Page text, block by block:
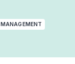
MANAGEMENT